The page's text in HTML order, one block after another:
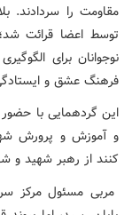
مقاومت را سردادند.
توسط اعضا قرائت
نوجوانان برای
فرهنگ عشق و
این گردهمایی با حضور
و آموزش و پرورش
کنند از رهبر شهید و
مربی مسئول مرکز